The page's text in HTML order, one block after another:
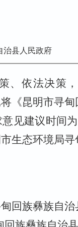
治县人民政府
、依法决策
《昆明市寻
见建议时间为
生态环境局寻
回族彝族自治